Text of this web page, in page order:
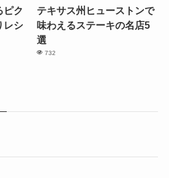
ピク
レシ
テキサス州ヒューストンで
味わえるステーキの名店5
選
732